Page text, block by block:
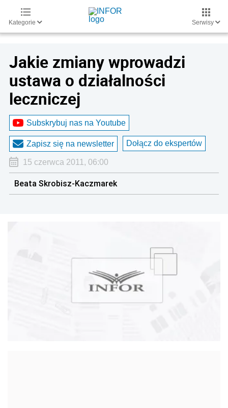
Kategorie Serwisy
Jakie zmiany wprowadzi
ustawa o działalności
leczniczej
Subskrybuj nas na Youtube
Zapisz się na newsletter Dołącz do ekspertów
15 czerwca 2011, 06:00
Beata Skrobisz-Kaczmarek